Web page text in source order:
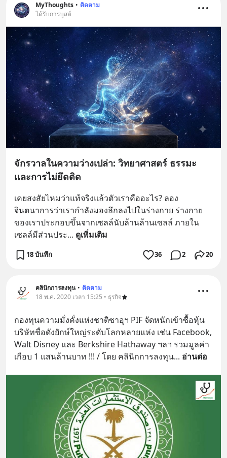
MyThoughts • ติดตาม
ได้รับการบูสต์
จักรวาลในความว่างเปล่า: วิทยาศาสตร์ ธรรมะ
และการไม่ยึดติด
เคยสงสัยไหมว่าแท้จริงแล้วตัวเราคืออะไร? ลอง
จินตนาการว่าเรากำลังมองลึกลงไปในร่างกาย ร่างกาย
ของเราประกอบขึ้นจากเซลล์นับล้านล้านเซลล์ ภายใน
เซลล์มีส่วนประ... ดูเพิ่มเติม
18 บันทึก 36 2 20
คลินิกการลงทุน • ติดตาม
18 พ.ค. 2020 เวลา 15:25 • ธุรกิจ
กองทุนความมั่งคั่งแห่งชาติซาอุฯ PIF จัดหนักเข้าซื้อหุ้น
บริษัทชื่อดังยักษ์ใหญ่ระดับโลกหลายแห่ง เช่น Facebook,
Walt Disney และ Berkshire Hathaway ฯลฯ รวมมูลค่า
เกือบ 1 แสนล้านบาท !!! / โดย คลินิกการลงทุน... อ่านต่อ